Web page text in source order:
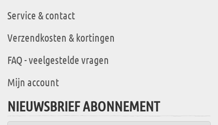
Service & contact
Verzendkosten & kortingen
FAQ - veelgestelde vragen
Mijn account
NIEUWSBRIEF ABONNEMENT